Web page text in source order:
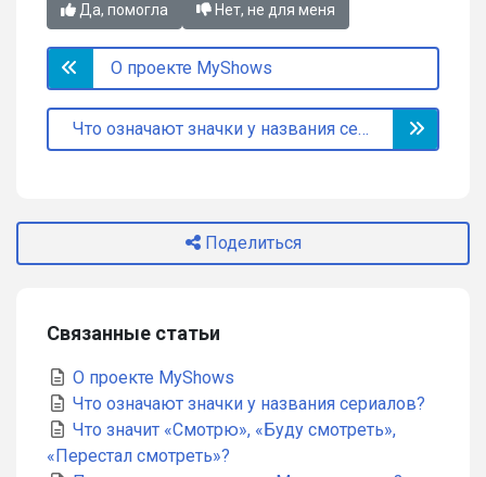
Да, помогла Нет, не для меня
О проекте MyShows
Что означают значки у названия сериалов?
Поделиться
Связанные статьи
О проекте MyShows
Что означают значки у названия сериалов?
Что значит «Смотрю», «Буду смотреть»,
«Перестал смотреть»?